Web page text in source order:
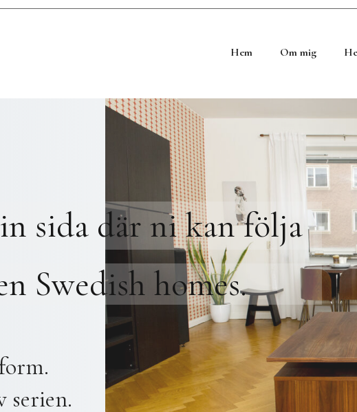
Hem Om mig
sida där ni kan följa
Swedish homes.
serien.